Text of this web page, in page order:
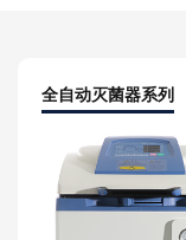
全自动灭菌器系列